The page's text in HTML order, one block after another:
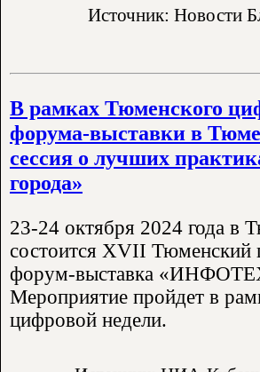
Источник: Новости
В рамках Тюменского
форума-выставки в
сессия о лучших
города»
23-24 октября 2024 года в
состоится XVII Тюменский
форум-выставка
Мероприятие пройдет в
цифровой недели.